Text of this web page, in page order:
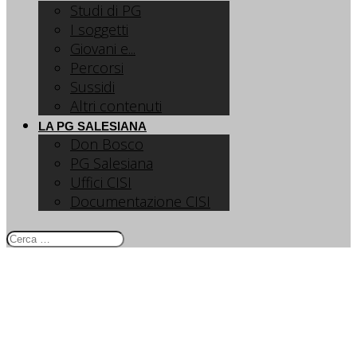
Studi di PG
I soggetti
Giovani e...
Percorsi
Sussidi
Altri contenuti
LA PG SALESIANA
Don Bosco
PG Salesiana
Uffici CISI
Documentazione CISI